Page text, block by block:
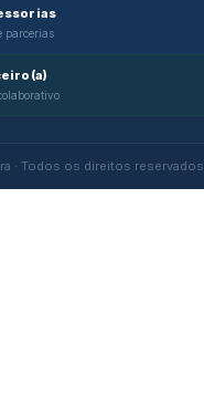
parcerias
· Todos os direitos reservados